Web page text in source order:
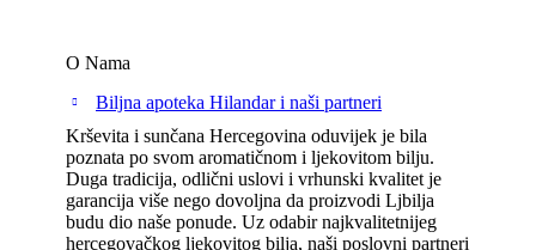
O Nama
Biljna apoteka Hilandar i naši partneri
Krševita i sunčana Hercegovina oduvijek je bila
poznata po svom aromatičnom i ljekovitom bilju.
Duga tradicija, odlični uslovi i vrhunski kvalitet je
garancija više nego dovoljna da proizvodi Ljbilja
budu dio naše ponude. Uz odabir najkvalitetnijeg
hercegovačkog ljekovitog bilja, naši poslovni partneri